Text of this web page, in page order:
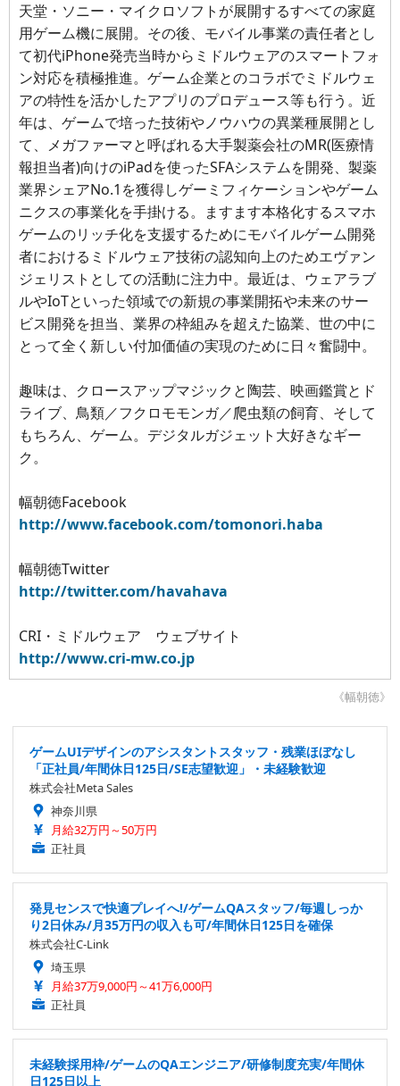
天堂・ソニー・マイクロソフトが展開するすべての家庭
用ゲーム機に展開。その後、モバイル事業の責任者とし
て初代iPhone発売当時からミドルウェアのスマートフォ
ン対応を積極推進。ゲーム企業とのコラボでミドルウェ
アの特性を活かしたアプリのプロデュース等も行う。近
年は、ゲームで培った技術やノウハウの異業種展開とし
て、メガファーマと呼ばれる大手製薬会社のMR(医療情
報担当者)向けのiPadを使ったSFAシステムを開発、製薬
業界シェアNo.1を獲得しゲーミフィケーションやゲーム
ニクスの事業化を手掛ける。ますます本格化するスマホ
ゲームのリッチ化を支援するためにモバイルゲーム開発
者におけるミドルウェア技術の認知向上のためエヴァン
ジェリストとしての活動に注力中。最近は、ウェアラブ
ルやIoTといった領域での新規の事業開拓や未来のサー
ビス開発を担当、業界の枠組みを超えた協業、世の中に
とって全く新しい付加価値の実現のために日々奮闘中。
趣味は、クロースアップマジックと陶芸、映画鑑賞とド
ライブ、鳥類／フクロモモンガ／爬虫類の飼育、そして
もちろん、ゲーム。デジタルガジェット大好きなギー
ク。
幅朝徳Facebook
http://www.facebook.com/tomonori.haba
幅朝徳Twitter
http://twitter.com/havahava
CRI・ミドルウェア ウェブサイト
http://www.cri-mw.co.jp
《幅朝徳》
ゲームUIデザインのアシスタントスタッフ・残業ほぼなし
「正社員/年間休日125日/SE志望歓迎」・未経験歓迎
株式会社Meta Sales
神奈川県
月給32万円～50万円
正社員
発見センスで快適プレイへ!/ゲームQAスタッフ/毎週しっか
り2日休み/月35万円の収入も可/年間休日125日を確保
株式会社C-Link
埼玉県
月給37万9,000円～41万6,000円
正社員
未経験採用枠/ゲームのQAエンジニア/研修制度充実/年間休
日125日以上